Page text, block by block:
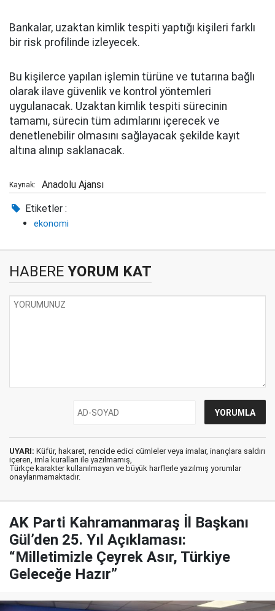
Bankalar, uzaktan kimlik tespiti yaptığı kişileri farklı
bir risk profilinde izleyecek.
Bu kişilerce yapılan işlemin türüne ve tutarına bağlı
olarak ilave güvenlik ve kontrol yöntemleri
uygulanacak. Uzaktan kimlik tespiti sürecinin
tamamı, sürecin tüm adımlarını içerecek ve
denetlenebilir olmasını sağlayacak şekilde kayıt
altına alınıp saklanacak.
Kaynak: Anadolu Ajansı
Etiketler :
ekonomi
HABERE YORUM KAT
UYARI: Küfür, hakaret, rencide edici cümleler veya imalar, inançlara saldırı
içeren, imla kuralları ile yazılmamış,
Türkçe karakter kullanılmayan ve büyük harflerle yazılmış yorumlar
onaylanmamaktadır.
AK Parti Kahramanmaraş İl Başkanı
Gül’den 25. Yıl Açıklaması:
“Milletimizle Çeyrek Asır, Türkiye
Geleceğe Hazır”